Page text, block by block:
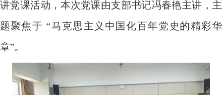
讲党课活动，本次党课由支部书记冯春艳主讲，主
题聚焦于 “马克思主义中国化百年党史的精彩华
章”。